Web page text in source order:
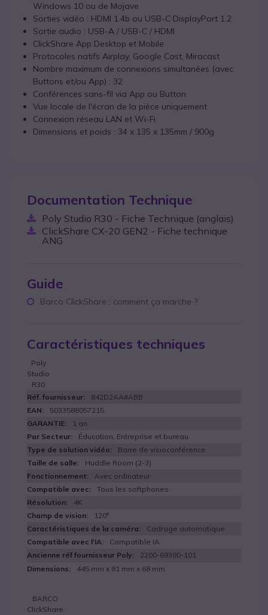
Windows 10 ou de Mojave
Sorties vidéo : HDMI 1.4b ou USB-C DisplayPort 1.2
Sortie audio : USB-A / USB-C / HDMI
ClickShare App Desktop et Mobile
Protocoles natifs Airplay, Google Cast, Miracast
Nombre maximum de connexions simultanées (avec
Buttons et/ou App) : 32
Conférences sans-fil via App ou Button
Vue locale de l'écran de la pièce uniquement
Connexion réseau LAN et Wi-Fi
Dimensions et poids : 34 x 135 x 135mm / 900g
Documentation Technique
Poly Studio R30 - Fiche Technique (anglais)
ClickShare CX-20 GEN2 - Fiche technique
ANG
Guide
Barco ClickShare : comment ça marche ?
Caractéristiques techniques
Poly
Studio
R30
842D2AA#ABB
5033588057215
1 an
Éducation, Entreprise et bureau
Barre de visioconférence
Huddle Room (2-3)
Avec ordinateur
Tous les softphones
4K
120°
Cadrage automatique
Compatible IA
2200-69390-101
445 mm x 81 mm x 68 mm
BARCO
ClickShare